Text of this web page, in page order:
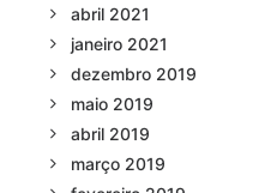
abril 2021
janeiro 2021
dezembro 2019
maio 2019
abril 2019
março 2019